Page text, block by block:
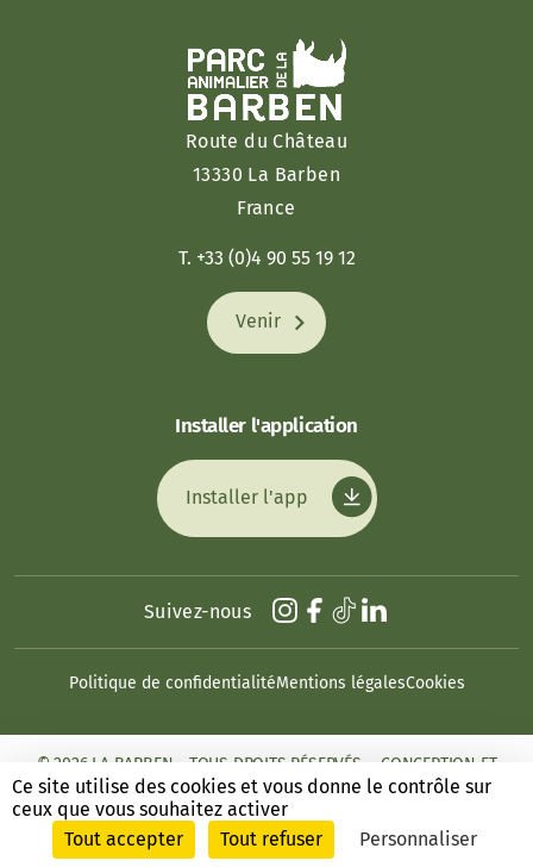
Ce site utilise des cookies et vous donne le contrôle sur
ceux que vous souhaitez activer
Tout accepter
Tout refuser
Personnaliser
Route du Château
13330 La Barben
France
T. +33 (0)4 90 55 19 12
Venir
Installer l'application
Installer l'app
Politique de confidentialitéMentions légalesCookies
Suivez-nous
© 2026 LA BARBEN - TOUS DROITS RÉSERVÉS. - CONCEPTION ET
RÉALISATION : ANSWEB